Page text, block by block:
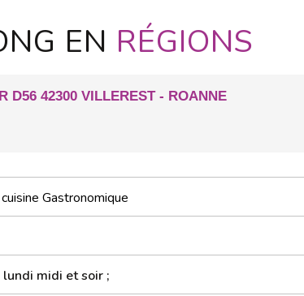
EN RÉGIONS
D56 42300 VILLEREST - ROANNE
Gastronomique
midi et soir ;